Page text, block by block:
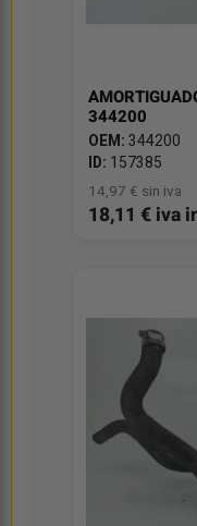
344200
OEM: 344200
ID: 157385
14,97 € sin iva
18,11 € iva